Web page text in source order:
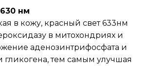
нм
в кожу, красный свет 633нм
в митохондриях и
аденозинтрифосфата и
гликогена, тем самым улучшая